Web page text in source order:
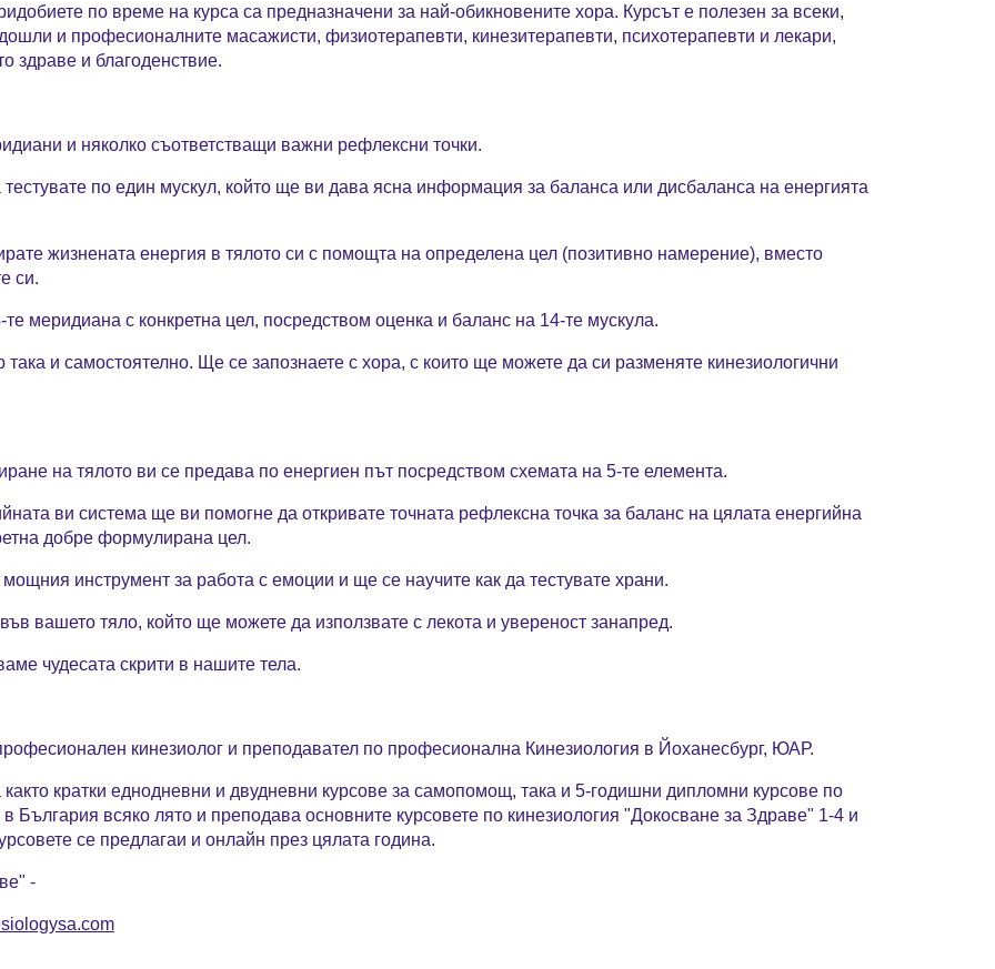
по време на курса са предназначени за най-обикновените хора. Курсът е полезен за всеки,
и професионалните масажисти, физиотерапевти, кинезитерапевти, психотерапевти и лекари,
здраве и благоденствие.
и няколко съответстващи важни рефлексни точки.
по един мускул, който ще ви дава ясна информация за баланса или дисбаланса на енергията
жизнената енергия в тялото си с помощта на определена цел (позитивно намерение), вместо
си.
меридиана с конкретна цел, посредством оценка и баланс на 14-те мускула.
и самостоятелно. Ще се запознаете с хора, с които ще можете да си разменяте кинезиологични
на тялото ви се предава по енергиен път посредством схемата на 5-те елемента.
ви система ще ви помогне да откривате точната рефлексна точка за баланс на цялата енергийна
добре формулирана цел.
инструмент за работа с емоции и ще се научите как да тестувате храни.
вашето тяло, който ще можете да използвате с лекота и увереност занапред.
чудесата скрити в нашите тела.
кинезиолог и преподавател по професионална Кинезиология в Йоханесбург, ЮАР.
кратки еднодневни и двудневни курсове за самопомощ, така и 5-годишни дипломни курсове по
България всяко лято и преподава основните курсовете по кинезиология "Докосване за Здраве" 1-4 и
се предлагаи и онлайн през цялата година.
-